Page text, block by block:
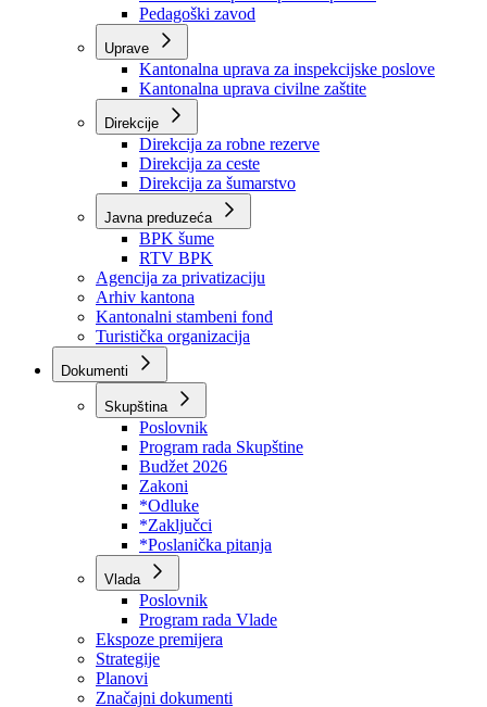
Zavod zdravstvenog osiguranja
Zavod za javno zdravstvo
Zavod za besplatnu pravnu pomoć
Pedagoški zavod
Kantonalna uprava za inspekcijske poslove
Kantonalna uprava civilne zaštite
Direkcije
Direkcija za robne rezerve
Direkcija za ceste
Direkcija za šumarstvo
Javna preduzeća
BPK šume
RTV BPK
Agencija za privatizaciju
Arhiv kantona
Kantonalni stambeni fond
Turistička organizacija
Dokumenti
Skupština
Poslovnik
Program rada Skupštine
Budžet 2026
Zakoni
*Odluke
*Zaključci
*Poslanička pitanja
Vlada
Poslovnik
Program rada Vlade
Ekspoze premijera